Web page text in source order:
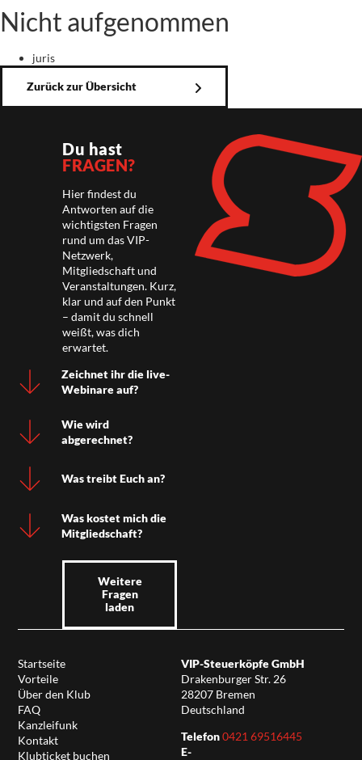
Nicht aufgenommen
juris
Zurück zur Übersicht
Du hast
FRAGEN?
Hier findest du
Antworten auf die
wichtigsten Fragen
rund um das VIP-
Netzwerk,
Mitgliedschaft und
Veranstaltungen. Kurz,
klar und auf den Punkt
– damit du schnell
weißt, was dich
erwartet.
Zeichnet ihr die live-
Webinare auf?
Wie wird
abgerechnet?
Was treibt Euch an?
Was kostet mich die
Mitgliedschaft?
Weitere
Fragen
laden
Startseite
Vorteile
Über den Klub
FAQ
Kanzleifunk
Kontakt
Klubticket buchen
VIP-Steuerköpfe GmbH
Drakenburger Str. 26
28207 Bremen
Deutschland
Telefon0421 69516445
E-